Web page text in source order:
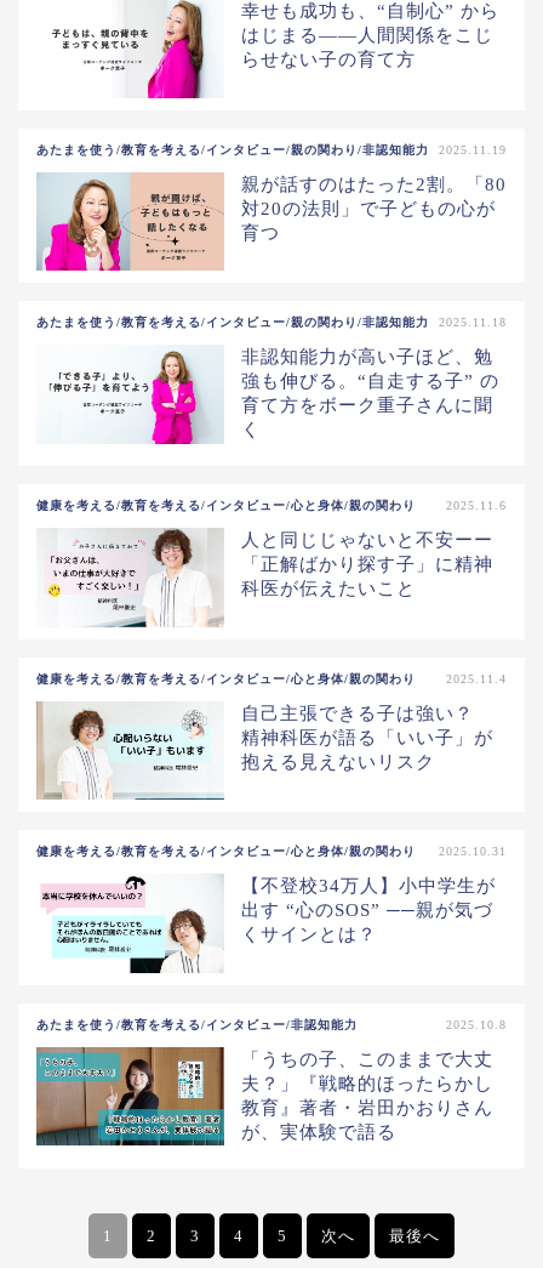
幸せも成功も、“自制心” から
はじまる——人間関係をこじ
らせない子の育て方
あたまを使う/教育を考える/インタビュー/親の関わり/非認知能力 2025.11.19
親が話すのはたった2割。「80
対20の法則」で子どもの心が
育つ
あたまを使う/教育を考える/インタビュー/親の関わり/非認知能力 2025.11.18
非認知能力が高い子ほど、勉
強も伸びる。“自走する子” の
育て方をボーク重子さんに聞
く
健康を考える/教育を考える/インタビュー/心と身体/親の関わり 2025.11.6
人と同じじゃないと不安ーー
「正解ばかり探す子」に精神
科医が伝えたいこと
健康を考える/教育を考える/インタビュー/心と身体/親の関わり 2025.11.4
自己主張できる子は強い？
精神科医が語る「いい子」が
抱える見えないリスク
健康を考える/教育を考える/インタビュー/心と身体/親の関わり 2025.10.31
【不登校34万人】小中学生が
出す “心のSOS” ──親が気づ
くサインとは？
あたまを使う/教育を考える/インタビュー/非認知能力 2025.10.8
「うちの子、このままで大丈
夫？」『戦略的ほったらかし
教育』著者・岩田かおりさん
が、実体験で語る
1 2 3 4 5 次へ 最後へ